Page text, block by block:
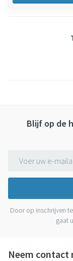
Blijf op de
Door op inschrijven
gaat
Neem contact